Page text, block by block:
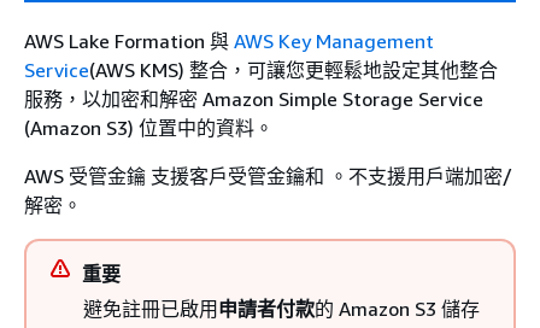
AWS Lake Formation 與 AWS Key Management
Service(AWS KMS) 整合，可讓您更輕鬆地設定其他整合
服務，以加密和解密 Amazon Simple Storage Service
(Amazon S3) 位置中的資料。
AWS 受管金鑰 支援客戶受管金鑰和 。不支援用戶端加密/
解密。
重要
避免註冊已啟用 申請者付款的 Amazon S3 儲存